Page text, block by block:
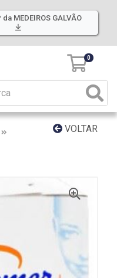
MEDEIROS GALVÃO
0
VOLTAR